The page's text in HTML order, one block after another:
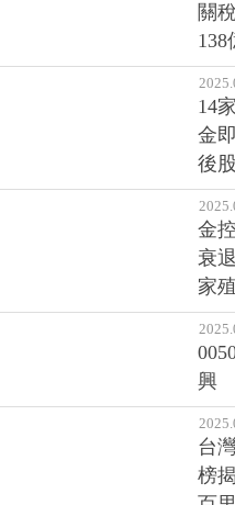
關
138
14
金
後
金
衰
家
興
台
榜